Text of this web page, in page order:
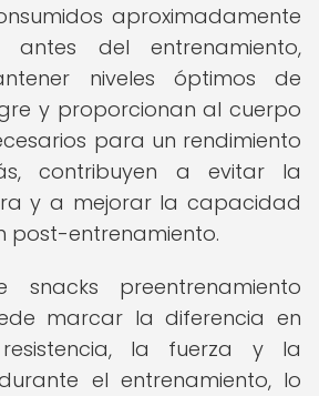
aproximadamente
antes del entrenamiento,
niveles óptimos de
y proporcionan al cuerpo
para un rendimiento
contribuyen a evitar la
y a mejorar la capacidad
post-entrenamiento.
preentrenamiento
marcar la diferencia en
la fuerza y la
el entrenamiento, lo